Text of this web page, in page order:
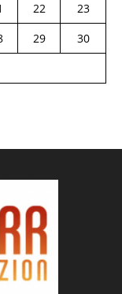
22
23
29
30